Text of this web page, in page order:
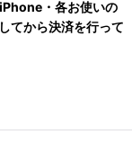
・各お使いの
してから決済を行って